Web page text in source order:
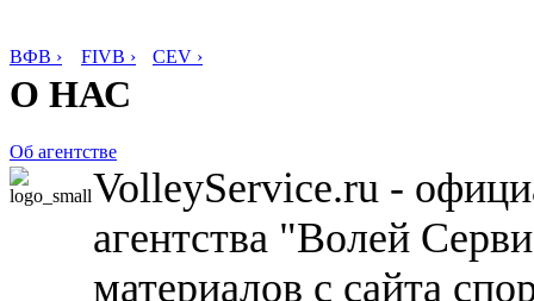
ВФВ › FIVB › CEV ›
О НАС
Об агентстве
VolleyService.ru -
агентства "Волей
материалов с сайта